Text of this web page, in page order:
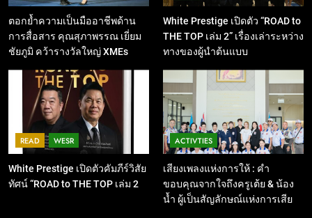
ตอกย้ำความเป็นมืออาชีพด้าน
การสื่อสาร คุณสุภาพรรณ เยี่ยม
ชัยภูมิ คว้ารางวัลใหญ่ XMEs
ตำนานบทใหม่ผ่าน ‘งานเขียนเพื่อ
องค์กร’
White Prestige เปิดตัว “ROAD to
THE TOP เล่ม 2” เรื่องเล่าระหว่าง
ทางของผู้นำต้นแบบ
READ WESR
White Prestige เปิดตัวคัมภีร์วิสัย
ทัศน์ “ROAD to THE TOP เล่ม 2
ACTIVTIES
เสียงเพลงแห่งการให้ : คำ
ขอบคุณจากใจถึงครูเต้ย & น้อง
น้ำ ผู้เป็นสัญลักษณ์แห่งการเสีย